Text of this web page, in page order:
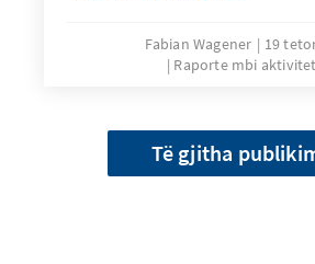
Fabian Wagener
19
Raporte mbi
Të gjitha